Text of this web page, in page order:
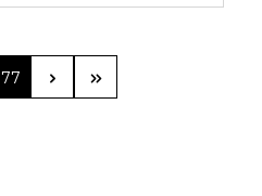
Seite
77